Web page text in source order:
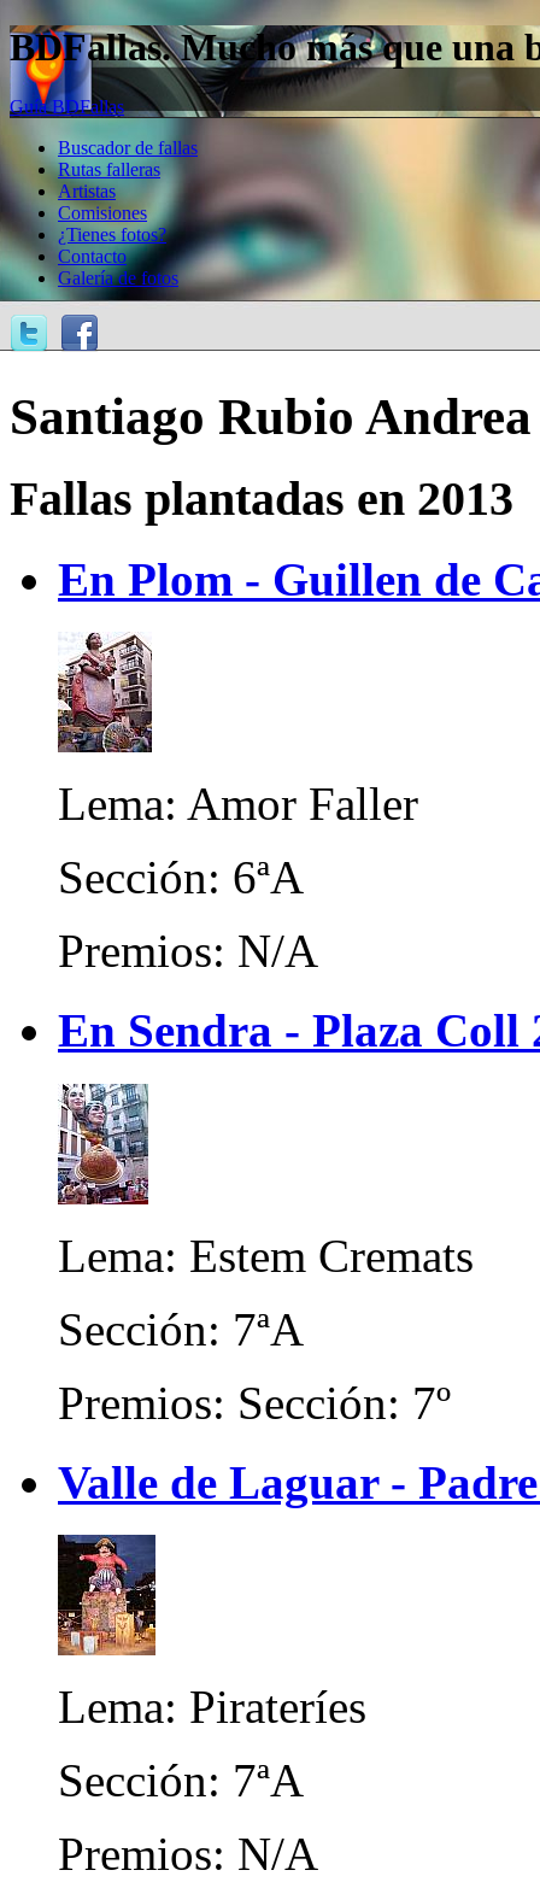
BDFallas. Mucho más que una
Guía BDFallas
Buscador de fallas
Rutas falleras
Artistas
Comisiones
¿Tienes fotos?
Contacto
Galería de fotos
Santiago Rubio Andrea
Fallas plantadas en 2013
En Plom - Guillen de
Lema: Amor Faller
Sección: 6ªA
Premios: N/A
En Sendra - Plaza Coll
Lema: Estem Cremats
Sección: 7ªA
Premios: Sección: 7º
Valle de Laguar -
Lema: Pirateríes
Sección: 7ªA
Premios: N/A